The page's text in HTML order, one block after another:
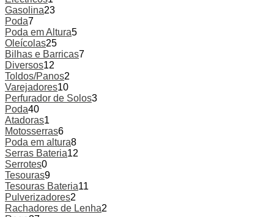
Gasolina23
Poda7
Poda em Altura5
Oleícolas25
Bilhas e Barricas7
Diversos12
Toldos/Panos2
Varejadores10
Perfurador de Solos3
Poda40
Atadoras1
Motosserras6
Poda em altura8
Serras Bateria12
Serrotes0
Tesouras9
Tesouras Bateria11
Pulverizadores2
Rachadores de Lenha2